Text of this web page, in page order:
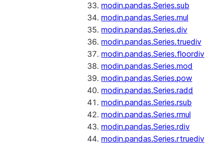
modin.pandas.Series.sub
modin.pandas.Series.mul
modin.pandas.Series.div
modin.pandas.Series.truediv
modin.pandas.Series.floordiv
modin.pandas.Series.mod
modin.pandas.Series.pow
modin.pandas.Series.radd
modin.pandas.Series.rsub
modin.pandas.Series.rmul
modin.pandas.Series.rdiv
modin.pandas.Series.rtruediv